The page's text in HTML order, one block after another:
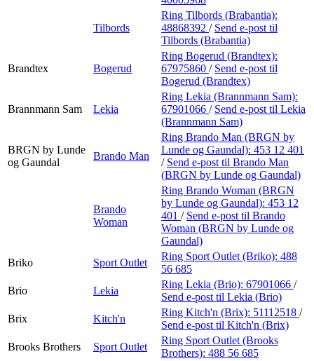
Tilbords
Ring Tilbords (Brabantia):
48868392 / Send e-post til
Tilbords (Brabantia)
Brandtex Bogerud
Ring Bogerud (Brandtex):
67975860 / Send e-post til
Bogerud (Brandtex)
Brannmann Sam Lekia
Ring Lekia (Brannmann Sam):
67901066 / Send e-post til Lekia
(Brannmann Sam)
BRGN by Lunde
og Gaundal
Brando Man
Ring Brando Man (BRGN by
Lunde og Gaundal): 453 12 401
/ Send e-post til Brando Man
(BRGN by Lunde og Gaundal)
Brando
Woman
Ring Brando Woman (BRGN
by Lunde og Gaundal): 453 12
401 / Send e-post til Brando
Woman (BRGN by Lunde og
Gaundal)
Briko
Sport Outlet
Ring Sport Outlet (Briko): 488
56 685
Brio
Lekia
Ring Lekia (Brio): 67901066 /
Send e-post til Lekia (Brio)
Brix
Kitch'n
Ring Kitch'n (Brix): 51112518 /
Send e-post til Kitch'n (Brix)
Brooks Brothers
Sport Outlet
Ring Sport Outlet (Brooks
Brothers): 488 56 685